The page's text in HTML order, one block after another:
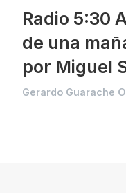
Radio 5:30
de una
por Miguel
Gerardo Guarache